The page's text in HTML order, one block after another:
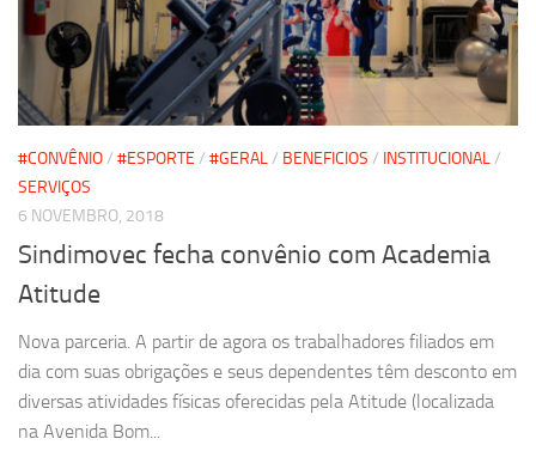
#CONVÊNIO/ #ESPORTE / #GERAL/ BENEFICIOS / INSTITUCIONAL/
SERVIÇOS
6 NOVEMBRO, 2018
Sindimovec fecha convênio com Academia
Atitude
Nova parceria. A partir de agora os trabalhadores filiados em
dia com suas obrigações e seus dependentes têm desconto em
diversas atividades físicas oferecidas pela Atitude (localizada
na Avenida Bom...